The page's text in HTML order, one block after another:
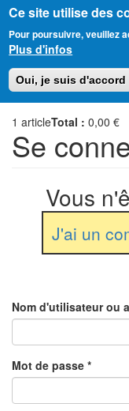
Ce site utilise des
Pour poursuivre, veuillez
Plus d'infos
Oui, je suis d'accord
au
contenu
principal
1 articleTotal : 0,00 €
Se
Vous
J'ai un
Nom d'utilisateur ou
Mot de passe *